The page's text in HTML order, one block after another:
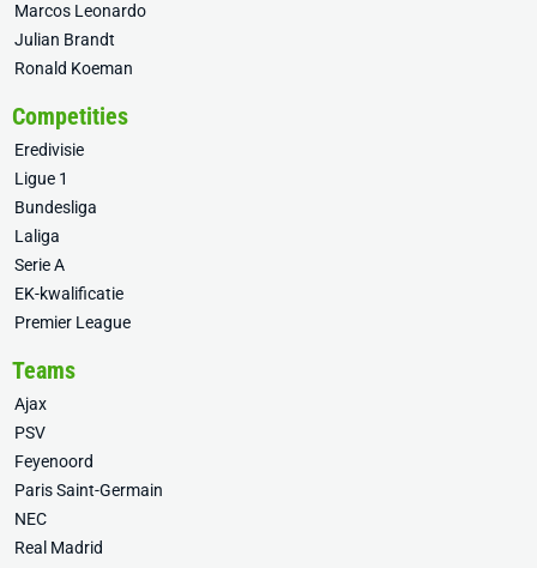
Marcos Leonardo
Julian Brandt
Ronald Koeman
Competities
Eredivisie
Ligue 1
Bundesliga
Laliga
Serie A
EK-kwalificatie
Premier League
Teams
Ajax
PSV
Feyenoord
Paris Saint-Germain
NEC
Real Madrid